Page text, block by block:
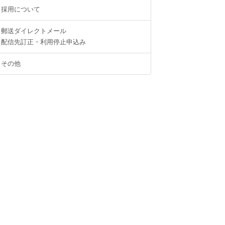
採用について
郵送ダイレクトメール
配信先訂正・利用停止申込み
その他